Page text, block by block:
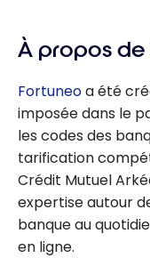
À propos
Fortuneoa été
imposée dans le
les codes des
tarification
Crédit Mutuel
expertise autour
banque au
en ligne.